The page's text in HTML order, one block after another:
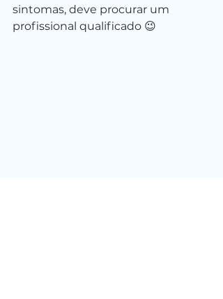
sintomas, deve procurar um
profissional qualificado 😉